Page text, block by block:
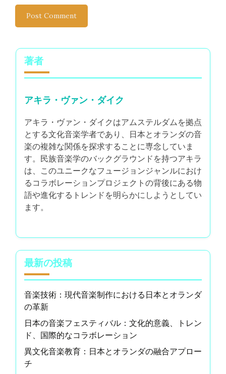
著者
アキラ・ヴァン・ダイク
アキラ・ヴァン・ダイクはアムステルダムを拠点
とする文化音楽学者であり、日本とオランダの音
楽の複雑な関係を探求することに専念していま
す。民族音楽学のバックグラウンドを持つアキラ
は、このユニークなフュージョンジャンルにおけ
るコラボレーションプロジェクトの背後にある物
語や進化するトレンドを明らかにしようとしてい
ます。
最新の投稿
音楽技術：現代音楽制作における日本とオランダ
の革新
日本の音楽フェスティバル：文化的意義、トレン
ド、国際的なコラボレーション
異文化音楽教育：日本とオランダの融合アプロー
チ